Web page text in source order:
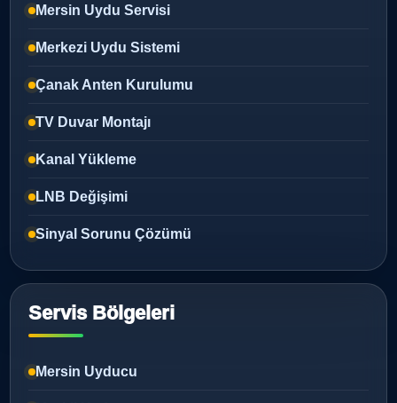
Mersin Uydu Servisi
Merkezi Uydu Sistemi
Çanak Anten Kurulumu
TV Duvar Montajı
Kanal Yükleme
LNB Değişimi
Sinyal Sorunu Çözümü
Servis Bölgeleri
Mersin Uyducu